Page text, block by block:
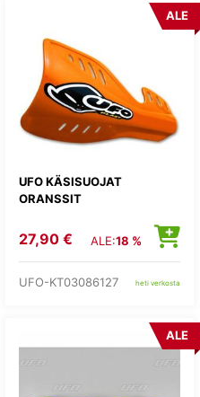
UFO KÄSISUOJAT
ORANSSIT
ALE
27,90 € ALE:18 %
UFO-KT03086127 heti verkosta
ALE